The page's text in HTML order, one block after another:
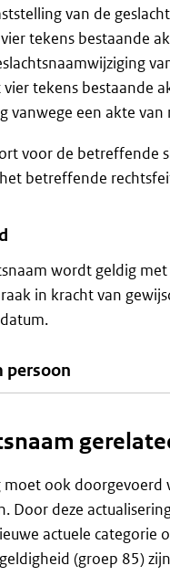
van de
tekens bestaande
vier tekens bestaande
vanwege een akte van
voor de
betreffende
wordt geldig
in kracht van
persoon
moet ook
Door deze
actuele
(groep 85)